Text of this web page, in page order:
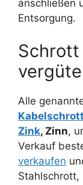
anschließen
Entsorgung.
Schrott
Alle
Kabelschrott
Zink, Zinn,
Verkauf
verkaufen
Stahlschrott,